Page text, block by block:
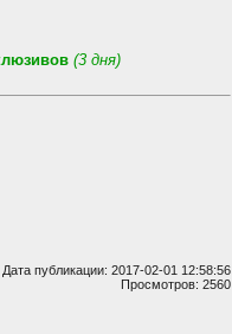
(3 дня)
Дата публикации: 2017-02-01 12:58:56
Просмотров: 2560